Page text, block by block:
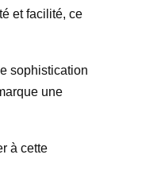
et facilité, ce
sophistication
une
à cette